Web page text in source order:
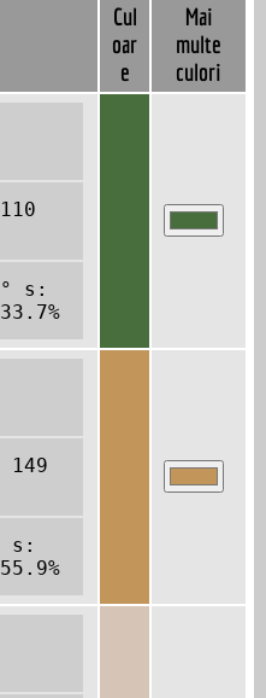
Cul
oar
e
Mai
multe
culori
s:
s: